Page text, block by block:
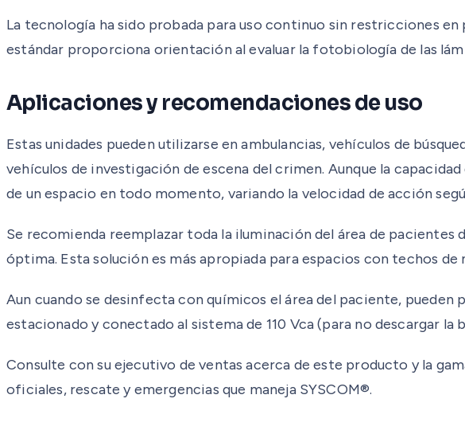
La tecnología ha sido probada para uso continuo sin restricciones en
estándar proporciona orientación al evaluar la fotobiología de las
Aplicaciones y recomendaciones de uso
Estas unidades pueden utilizarse en ambulancias, vehículos de
vehículos de investigación de escena del crimen. Aunque la
de un espacio en todo momento, variando la velocidad de acción
Se recomienda reemplazar toda la iluminación del área de pacientes
óptima. Esta solución es más apropiada para espacios con techos
Aun cuando se desinfecta con químicos el área del paciente, pueden
estacionado y conectado al sistema de 110 Vca (para no descargar
Consulte con su ejecutivo de ventas acerca de este producto y la
oficiales, rescate y emergencias que maneja SYSCOM®.